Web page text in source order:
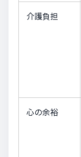
介護負担
心の余裕